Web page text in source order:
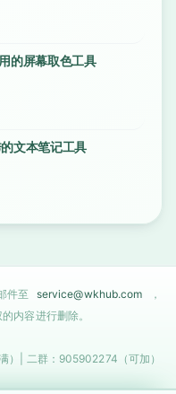
的屏幕取色工具
文本笔记工具
件至 service@wkhub.com
，
内容进行删除。
）| 二群：905902274（可加）